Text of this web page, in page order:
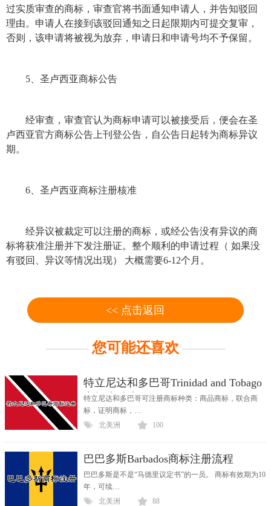
过实质审查的商标 ，审查官将书面通知申请人，并告知驳回
理由。申请人在接到该驳回通知之日起限期内可提交复审，
否则，该申请将被视为放弃，申请日和申请号均不予保留。
5、圣卢西亚商标公告
经审查，审查官认为商标申请可以被接受后，便会在圣
卢西亚官方商标公告上刊登公告，自公告日起转为商标异议
期。
6、圣卢西亚商标注册核准
经异议被裁定可以注册的商标 ，或经公告没有异议的商
标将获准注册并下发注册证。整个顺利的申请过程（ 如果没
有驳回、异议等情况出现） 大概需要6-12个月。
<< 点击返回
您可能还喜欢
特立尼达和多巴哥Trinidad and Tobago
商标注册流程
特立尼达和多巴哥可注册商标种类：商品商标，联合商
标，证明商标，…
北美洲
100
巴巴多斯Barbados商标注册流程
巴巴多斯是不是“马德里议定书”的一员。 商标有效期为10
年，可续…
北美洲
88